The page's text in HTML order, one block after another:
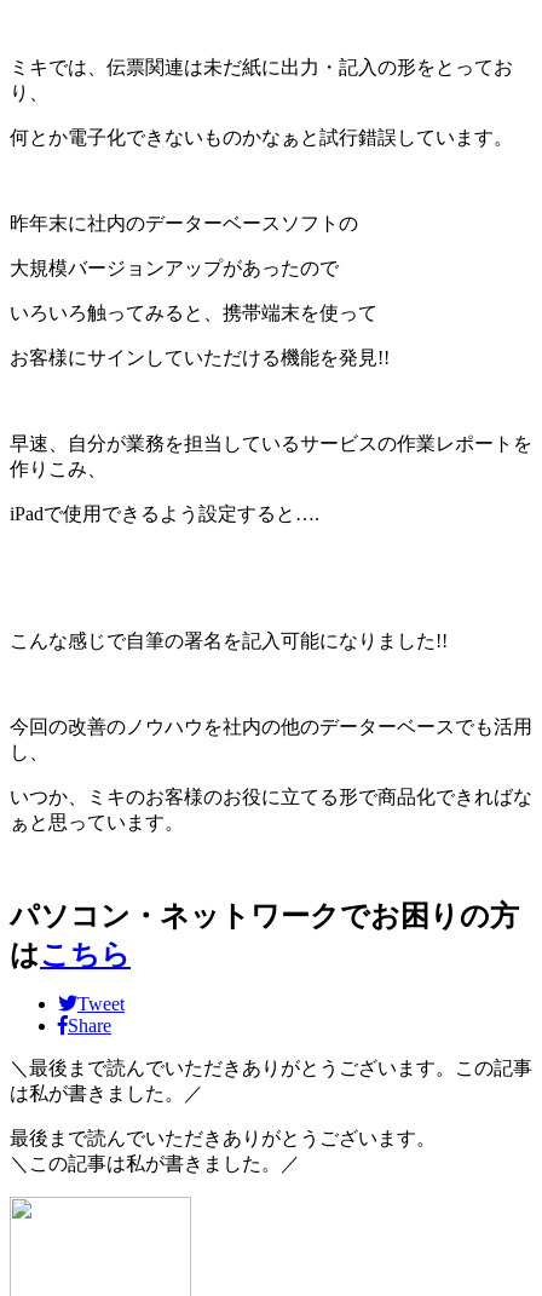
ミキでは、伝票関連は未だ紙に出力・記入の形をとってお
り、
何とか電子化できないものかなぁと試行錯誤しています。
昨年末に社内のデーターベースソフトの
大規模バージョンアップがあったので
いろいろ触ってみると、携帯端末を使って
お客様にサインしていただける機能を発見!!
早速、自分が業務を担当しているサービスの作業レポートを
作りこみ、
iPadで使用できるよう設定すると….
こんな感じで自筆の署名を記入可能になりました!!
今回の改善のノウハウを社内の他のデーターベースでも活用
し、
いつか、ミキのお客様のお役に立てる形で商品化できればな
ぁと思っています。
パソコン・ネットワークでお困りの方
はこちら
Tweet
Share
＼最後まで読んでいただきありがとうございます。この記事
は私が書きました。／
最後まで読んでいただきありがとうございます。
＼この記事は私が書きました。／